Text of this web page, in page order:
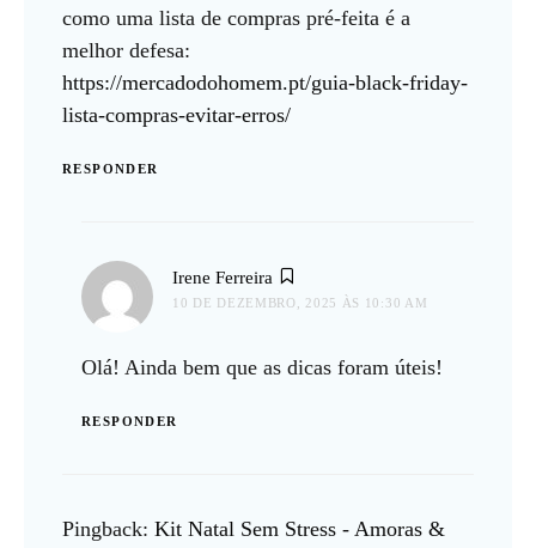
como uma lista de compras pré-feita é a
melhor defesa:
https://mercadodohomem.pt/guia-black-friday-
lista-compras-evitar-erros/
RESPONDER
Irene Ferreira
10 DE DEZEMBRO, 2025 ÀS 10:30 AM
Olá! Ainda bem que as dicas foram úteis!
RESPONDER
Pingback: Kit Natal Sem Stress - Amoras &